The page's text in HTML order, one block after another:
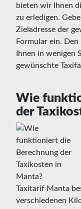
bieten wir Ihnen
zu erledigen.
Zieladresse der
Formular ein.
Ihnen in wenigen
gewünschte
Wie
der
Taxitarif Manta
verschiedenen